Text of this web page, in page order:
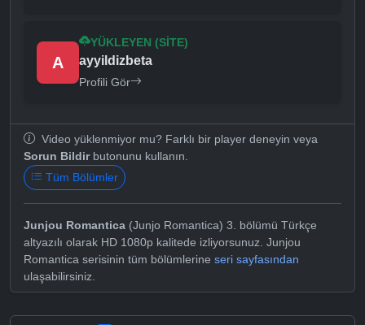
A
YÜKLEYEN (SITE)
ayyildizbeta
Profili Gör
Video yüklenmiyor mu? Farklı bir player deneyin veya
Sorun Bildirbutonunu kullanın.
Tüm Bölümler
Junjou Romantica (Junjo Romantica) 3. bölümü Türkçe
altyazılı olarak HD 1080p kalitede izliyorsunuz. Junjou
Romantica serisinin tüm bölümlerine seri sayfasından
ulaşabilirsiniz.